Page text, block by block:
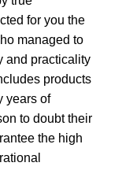
for you the
managed to
and practicality
products
years of
to doubt their
the high